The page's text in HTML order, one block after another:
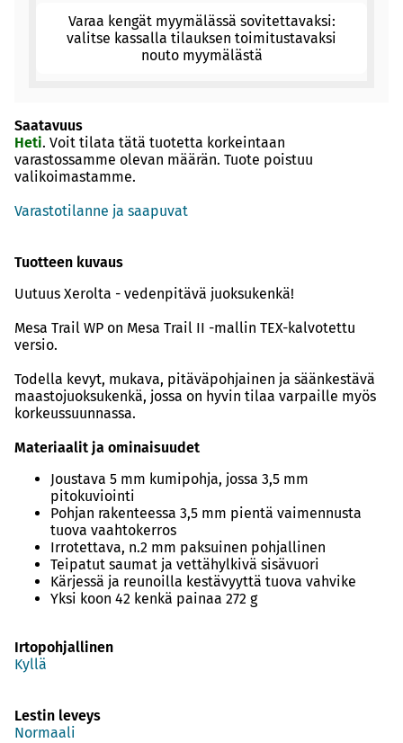
Varaa kengät myymälässä sovitettavaksi:
valitse kassalla tilauksen toimitustavaksi
nouto myymälästä
Saatavuus
Heti. Voit tilata tätä tuotetta korkeintaan
varastossamme olevan määrän. Tuote poistuu
valikoimastamme.
Varastotilanne ja saapuvat
Tuotteen kuvaus
Uutuus Xerolta - vedenpitävä juoksukenkä!
Mesa Trail WP on Mesa Trail II -mallin TEX-kalvotettu
versio.
Todella kevyt, mukava, pitäväpohjainen ja säänkestävä
maastojuoksukenkä, jossa on hyvin tilaa varpaille myös
korkeussuunnassa.
Materiaalit ja ominaisuudet
Joustava 5 mm kumipohja, jossa 3,5 mm
pitokuviointi
Pohjan rakenteessa 3,5 mm pientä vaimennusta
tuova vaahtokerros
Irrotettava, n.2 mm paksuinen pohjallinen
Teipatut saumat ja vettähylkivä sisävuori
Kärjessä ja reunoilla kestävyyttä tuova vahvike
Yksi koon 42 kenkä painaa 272 g
Irtopohjallinen
Kyllä
Lestin leveys
Normaali